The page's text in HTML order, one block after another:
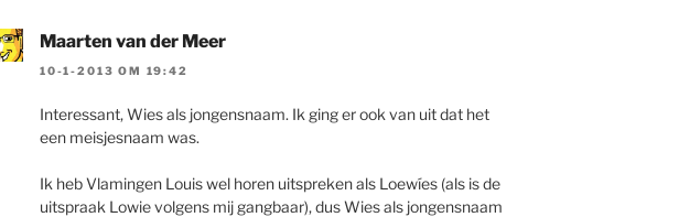
Maarten van der Meer
10-1-2013 OM 19:42
Interessant, Wies als jongensnaam. Ik ging er ook van uit dat het
een meisjesnaam was.
Ik heb Vlamingen Louis wel horen uitspreken als Loewíes (als is de
uitspraak Lowie volgens mij gangbaar), dus Wies als jongensnaam